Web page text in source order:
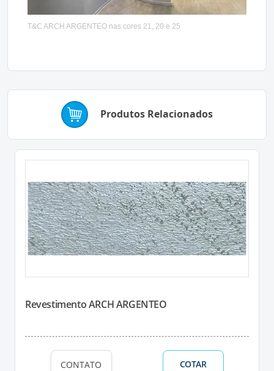
T&C ARCH ARGENTEO nas cores 21, 20 e 25
Produtos Relacionados
Revestimento ARCH ARGENTEO
CONTATO COTAR